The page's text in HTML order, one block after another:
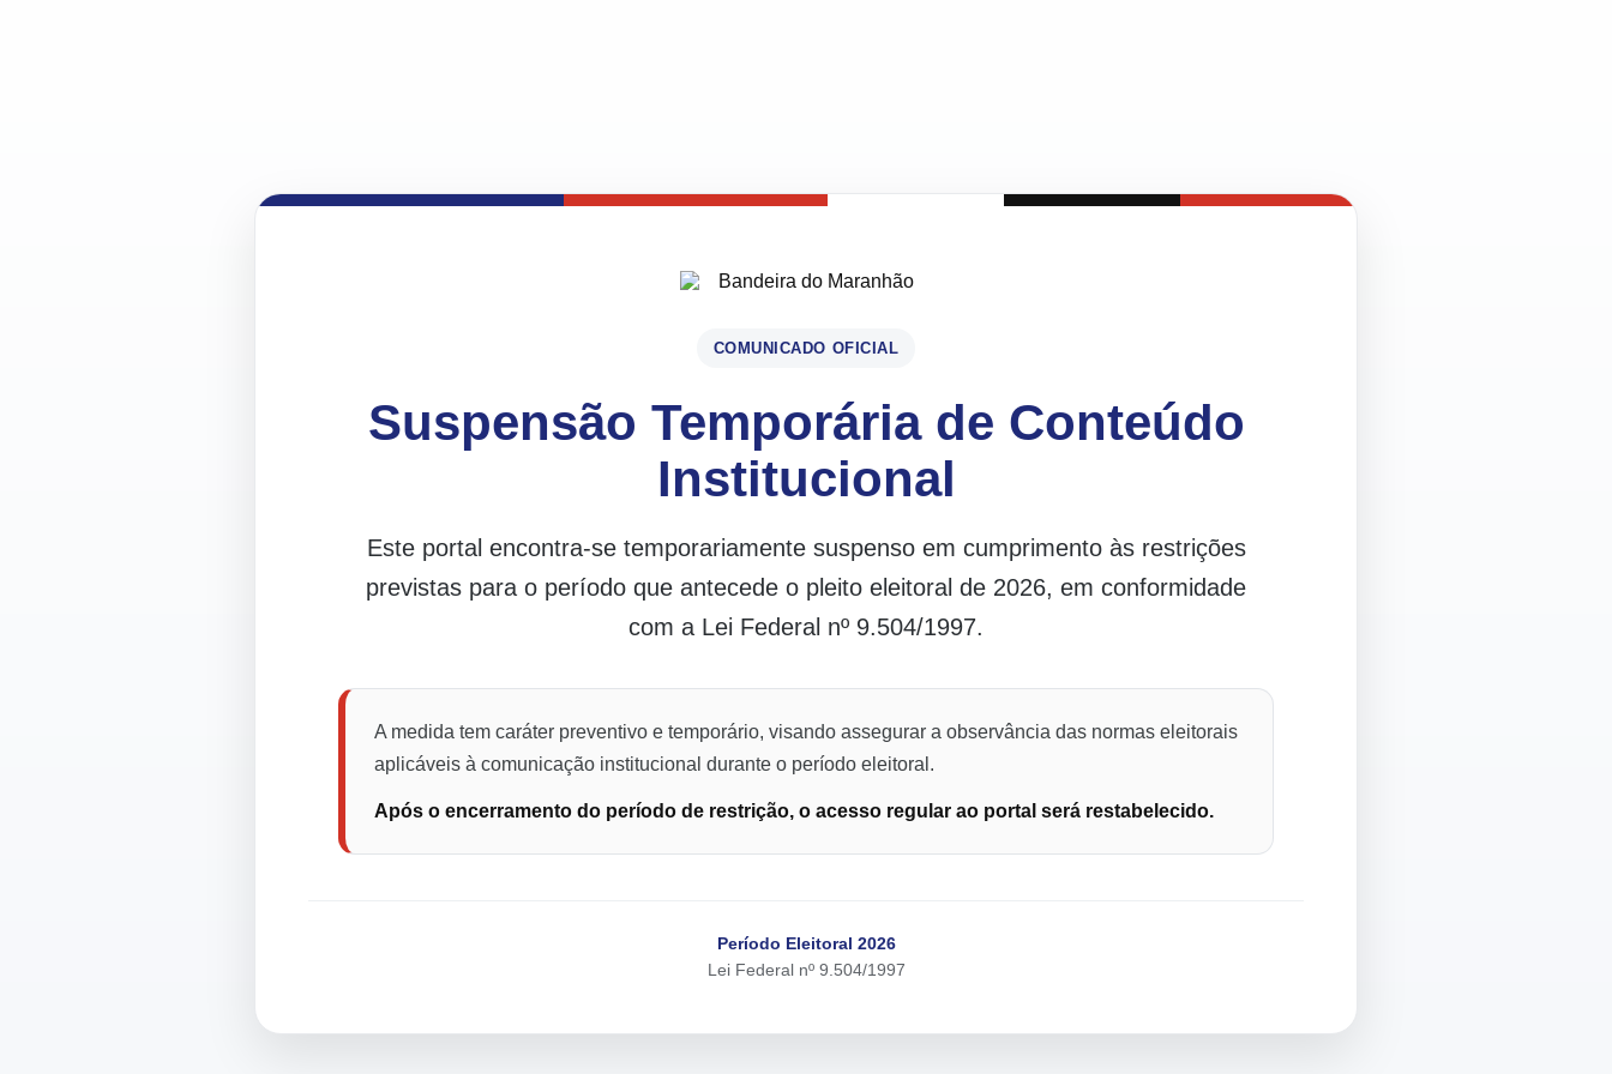
COMUNICADO OFICIAL
Suspensão Temporária de Conteúdo
Institucional
Este portal encontra-se temporariamente suspenso em cumprimento às restrições
previstas para o período que antecede o pleito eleitoral de 2026, em conformidade
com a Lei Federal nº 9.504/1997.
A medida tem caráter preventivo e temporário, visando assegurar a observância das normas eleitorais
aplicáveis à comunicação institucional durante o período eleitoral.
Após o encerramento do período de restrição, o acesso regular ao portal será restabelecido.
Período Eleitoral 2026
Lei Federal nº 9.504/1997